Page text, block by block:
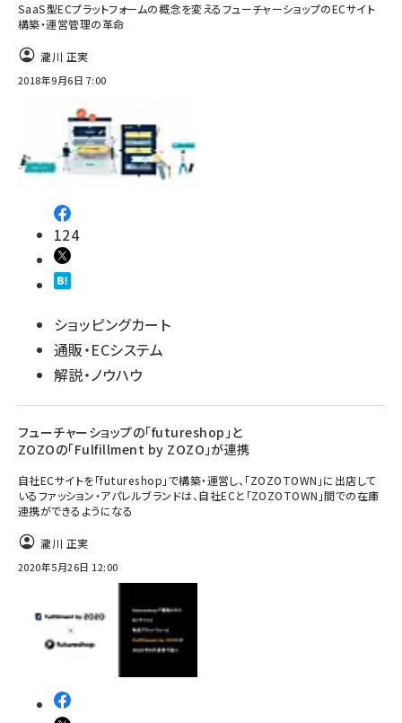
SaaS型ECプラットフォームの概念を変えるフューチャーショップのECサイト
構築・運営管理の革命
瀧川 正実
2018年9月6日 7:00
124
ショッピングカート
通販・ECシステム
解説・ノウハウ
フューチャーショップの「futureshop」と
ZOZOの「Fulfillment by ZOZO」が連携
自社ECサイトを「futureshop」で構築・運営し、「ZOZOTOWN」に出店して
いるファッション・アパレルブランドは、自社ECと「ZOZOTOWN」間での在庫
連携ができるようになる
瀧川 正実
2020年5月26日 12:00